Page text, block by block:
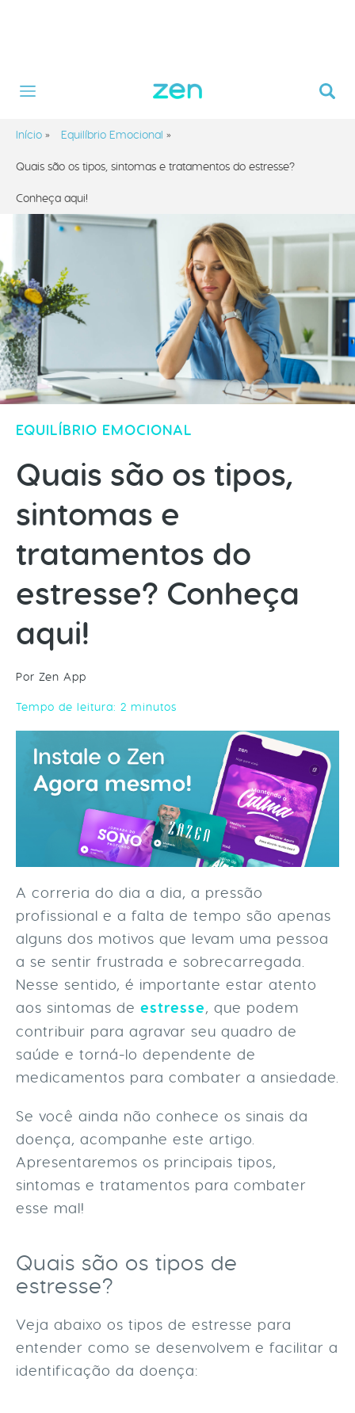
Início » Equilíbrio Emocional »
Quais são os tipos, sintomas e tratamentos do estresse?
Conheça aqui!
EQUILÍBRIO EMOCIONAL
Quais são os tipos,
sintomas e
tratamentos do
estresse? Conheça
aqui!
Por Zen App
Tempo de leitura: 2 minutos
A correria do dia a dia, a pressão
profissional e a falta de tempo são apenas
alguns dos motivos que levam uma pessoa
a se sentir frustrada e sobrecarregada.
Nesse sentido, é importante estar atento
aos sintomas de estresse, que podem
contribuir para agravar seu quadro de
saúde e torná-lo dependente de
medicamentos para combater a ansiedade.
Se você ainda não conhece os sinais da
doença, acompanhe este artigo.
Apresentaremos os principais tipos,
sintomas e tratamentos para combater
esse mal!
Quais são os tipos de
estresse?
Veja abaixo os tipos de estresse para
entender como se desenvolvem e facilitar a
identificação da doença: